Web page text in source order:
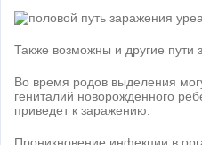
Также возможны и другие пути
Во время родов выделения
гениталий новорожденного
приведет к заражению.
Проникновение инфекции в